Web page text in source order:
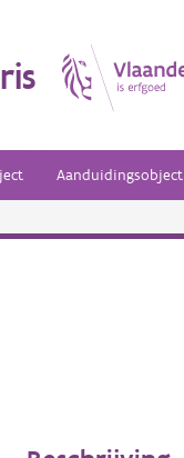
Aanduidingsobject